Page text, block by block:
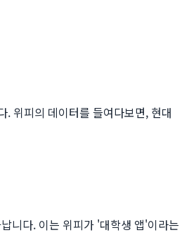
위피의 데이터를 들여다보면, 현대
니다. 이는 위피가 '대학생 앱'이라는